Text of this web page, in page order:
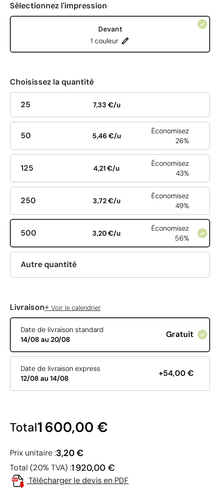
Sélectionnez l'impression
Devant
1 couleur
Choisissez la quantité
25 7,33 €/u
50 5,46 €/u
Économisez
26%
125 4,21 €/u
Économisez
43%
250 3,72 €/u
Économisez
49%
500 3,20 €/u
Économisez
56%
Autre quantité
Livraison+ Voir le calendrier
Date de livraison standard
14/08 au 20/08
Gratuit
Date de livraison express
12/08 au 14/08
+54,00 €
Total1 600,00 €
Prix unitaire :3,20 €
Total (20% TVA) :1 920,00 €
Télécharger le devis en PDF